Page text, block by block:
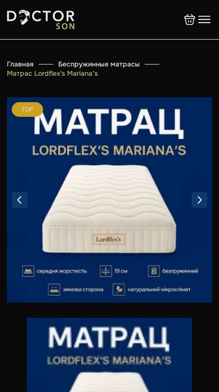
Главная
Беспружинные матрасы
Матрас Lordflex's Mariana’s
TOP